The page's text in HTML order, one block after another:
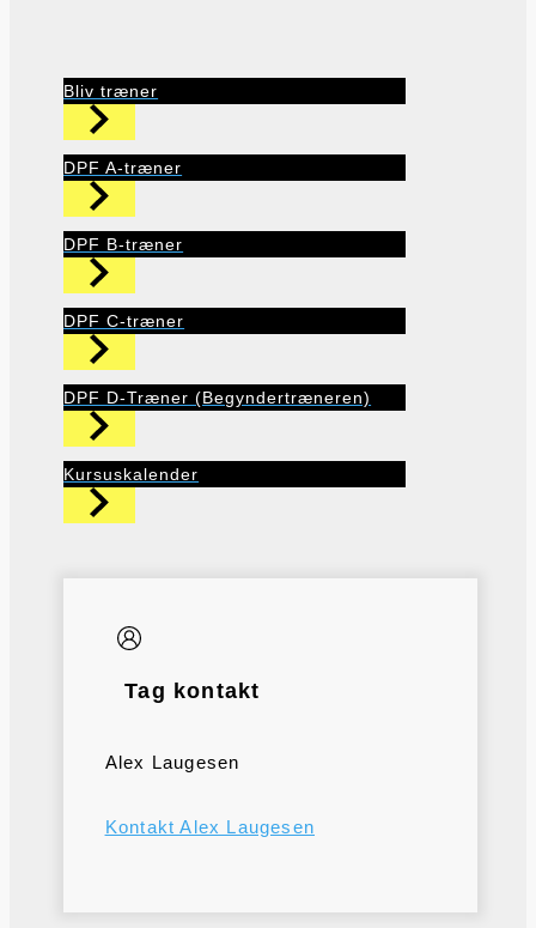
Bliv træner
DPF A-træner
DPF B-træner
DPF C-træner
DPF D-Træner (Begyndertræneren)
Kursuskalender
Tag kontakt
Alex Laugesen
Kontakt Alex Laugesen